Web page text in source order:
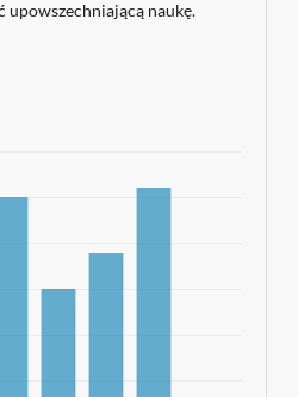
upowszechniającą naukę.